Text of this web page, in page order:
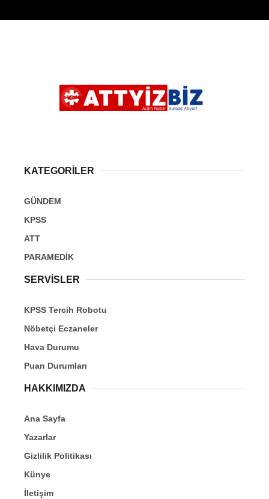
KATEGORİLER
GÜNDEM
KPSS
ATT
PARAMEDİK
SERVİSLER
KPSS Tercih Robotu
Nöbetçi Eczaneler
Hava Durumu
Puan Durumları
HAKKIMIZDA
Ana Sayfa
Yazarlar
Gizlilik Politikası
Künye
İletişim